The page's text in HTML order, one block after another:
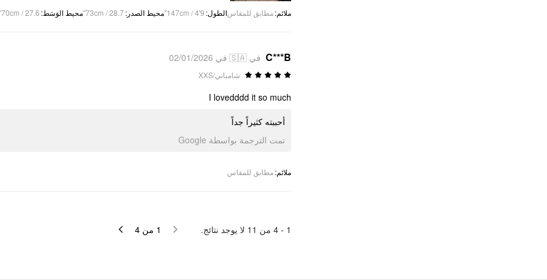
ملائم:مطابق للمقاسالطول:
147cm / 4'9" محيط الصدر:
73cm / 28.7" محيط الوَسَط:
70cm / 27.6"
C***B في 🇸🇦 في 02/01/2026
شامباني/XXS
I lovedddd it so much
أحببته كثيراً جداً
تمت الترجمة بواسطة Google
ملائم:مطابق للمقاس
1 -
4 من 11 لا يوجد نتائج. 1 من 4